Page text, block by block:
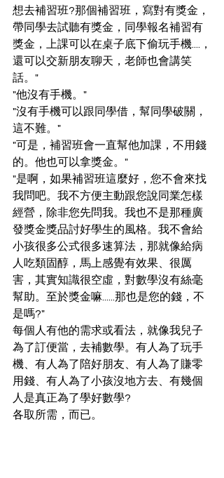
想去補習班?那個補習班，寫對有獎金，
帶同學去試聽有獎金，同學報名補習有
獎金，上課可以在桌子底下偷玩手機....，
還可以交新朋友聊天，老師也會講笑
話。"
"他沒有手機。"
"沒有手機可以跟同學借，幫同學破關，
這不難。"
"可是，補習班會一直幫他加課，不用錢
的。他也可以拿獎金。"
"是啊，如果補習班這麼好，您不會來找
我問吧。我不方便主動跟您說同業怎樣
經營，除非您先問我。我也不是那種廣
發獎金獎品討好學生的風格。我不會給
小孩很多公式很多速算法，那就像給病
人吃類固醇，馬上感覺有效果、很厲
害，其實知識很空虛，對數學沒有絲毫
幫助。至於獎金嘛......那也是您的錢，不
是嗎?"
每個人有他的需求或看法，就像我兒子
為了訂便當，去補數學。有人為了玩手
機、有人為了陪好朋友、有人為了賺零
用錢、有人為了小孩沒地方去、有幾個
人是真正為了學好數學?
各取所需，而已。